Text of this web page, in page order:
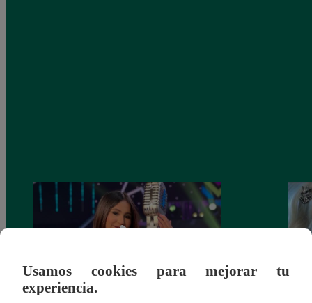
Usamos cookies para mejorar tu
experiencia.